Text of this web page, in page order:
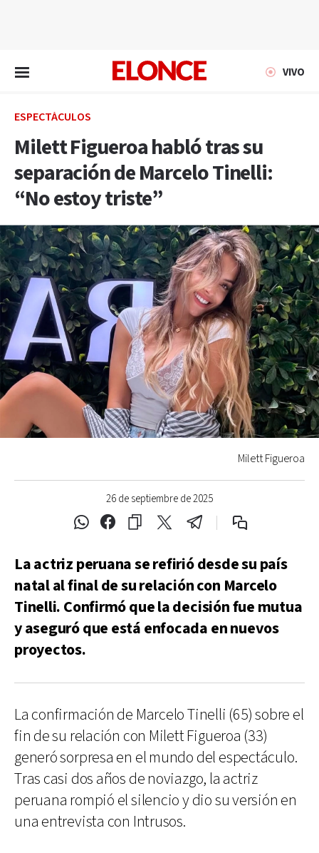
VIVO
ESPECTÁCULOS
Milett Figueroa habló tras su
separación de Marcelo Tinelli:
“No estoy triste”
26 de septiembre de 2025
Milett Figueroa
La actriz peruana se refirió desde su país
natal al final de su relación con Marcelo
Tinelli. Confirmó que la decisión fue mutua
y aseguró que está enfocada en nuevos
proyectos.
La confirmación de Marcelo Tinelli (65) sobre el
fin de su relación con Milett Figueroa (33)
generó sorpresa en el mundo del espectáculo.
Tras casi dos años de noviazgo, la actriz
peruana rompió el silencio y dio su versión en
una entrevista con Intrusos.